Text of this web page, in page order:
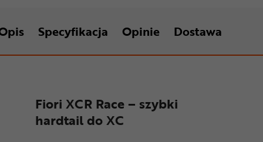
Specyfikacja Opinie Dostawa
Fiori XCR Race – szybki
hardtail do XC